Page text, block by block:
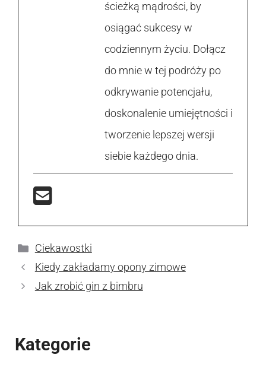
ścieżką mądrości, by
osiągać sukcesy w
codziennym życiu. Dołącz
do mnie w tej podróży po
odkrywanie potencjału,
doskonalenie umiejętności i
tworzenie lepszej wersji
siebie każdego dnia.
Kategorie
Ciekawostki
Kiedy zakładamy opony zimowe
Jak zrobić gin z bimbru
Kategorie